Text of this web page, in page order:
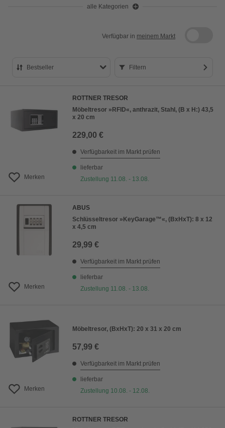
alle Kategorien
Verfügbar in meinem Markt
Bestseller
Preis aufsteigend
Preis absteigend
Filtern
Merken
ROTTNER TRESOR
Möbeltresor »RFID«, anthrazit, Stahl, (B x H:) 43,5
x 20 cm
229,00 €
Verfügbarkeit im Markt prüfen
lieferbar
Zustellung 11.08. - 13.08.
Merken
ABUS
Schlüsseltresor »KeyGarage™«, (BxHxT): 8 x 12
x 4,5 cm
29,99 €
Verfügbarkeit im Markt prüfen
lieferbar
Zustellung 11.08. - 13.08.
Merken
Möbeltresor, (BxHxT): 20 x 31 x 20 cm
57,99 €
Verfügbarkeit im Markt prüfen
lieferbar
Zustellung 10.08. - 12.08.
ROTTNER TRESOR